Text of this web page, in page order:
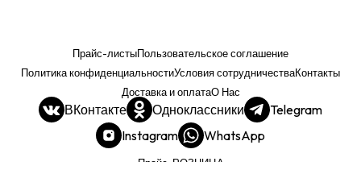
Прайс-листыПользовательское соглашение
Политика конфиденциальностиУсловия сотрудничестваКонтакты
Доставка и оплатаО Нас
ВКонтакте Одноклассники
Telegram
Instagram
WhatsApp
Прайс. РОЗНИЦА